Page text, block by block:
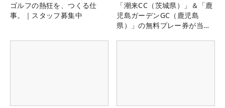
ゴルフの熱狂を、つくる仕
事。｜スタッフ募集中
「潮来CC（茨城県）」＆「鹿
児島ガーデンGC（鹿児島
県）」の無料プレー券が当た